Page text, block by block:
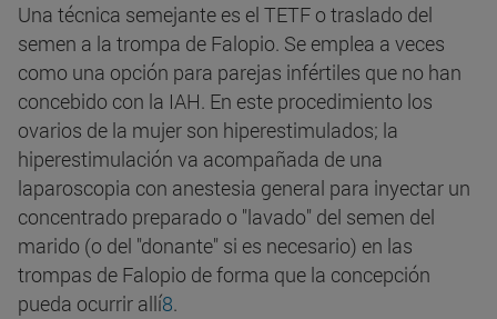
Una técnica semejante es el TETF o traslado del
semen a la trompa de Falopio. Se emplea a veces
como una opción para parejas infértiles que no han
concebido con la IAH. En este procedimiento los
ovarios de la mujer son hiperestimulados; la
hiperestimulación va acompañada de una
laparoscopia con anestesia general para inyectar un
concentrado preparado o "lavado" del semen del
marido (o del "donante" si es necesario) en las
trompas de Falopio de forma que la concepción
pueda ocurrir allí8.